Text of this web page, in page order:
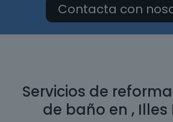
Contacta con
Servicios de
de baño en , Illes